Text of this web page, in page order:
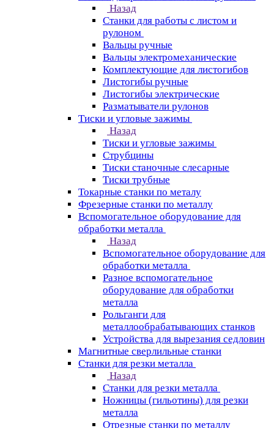
Назад
Станки для работы с листом и
рулоном
Вальцы ручные
Вальцы электромеханические
Комплектующие для листогибов
Листогибы ручные
Листогибы электрические
Разматыватели рулонов
Тиски и угловые зажимы
Назад
Тиски и угловые зажимы
Струбцины
Тиски станочные слесарные
Тиски трубные
Токарные станки по металу
Фрезерные станки по металлу
Вспомогательное оборудование для
обработки металла
Назад
Вспомогательное оборудование для
обработки металла
Разное вспомогательное
оборудование для обработки
металла
Рольганги для
металлообрабатывающих станков
Устройства для вырезания седловин
Магнитные сверлильные станки
Станки для резки металла
Назад
Станки для резки металла
Ножницы (гильотины) для резки
металла
Отрезные станки по металлу